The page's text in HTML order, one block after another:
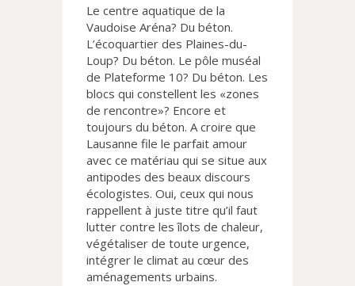
Le centre aquatique de la
Vaudoise Aréna? Du béton.
L’écoquartier des Plaines-du-
Loup? Du béton. Le pôle muséal
de Plateforme 10? Du béton. Les
blocs qui constellent les «zones
de rencontre»? Encore et
toujours du béton. A croire que
Lausanne file le parfait amour
avec ce matériau qui se situe aux
antipodes des beaux discours
écologistes. Oui, ceux qui nous
rappellent à juste titre qu’il faut
lutter contre les îlots de chaleur,
végétaliser de toute urgence,
intégrer le climat au cœur des
aménagements urbains.